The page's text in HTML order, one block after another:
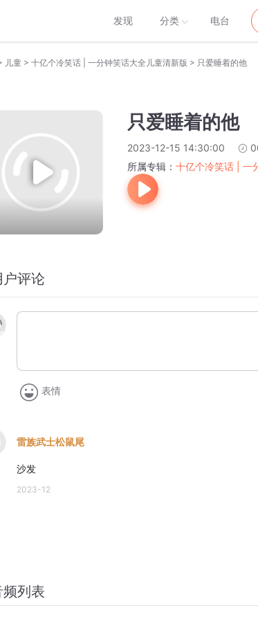
发现 分类 电台
儿童 > 十亿个冷笑话 | 一分钟笑话大全儿童清新版 > 只爱睡着的他
只爱睡着的他
2023-12-15 14:30:00
所属专辑： 十亿个冷笑话 | 一
户评论
表情
雷族武士松鼠尾
沙发
2023-12
频列表